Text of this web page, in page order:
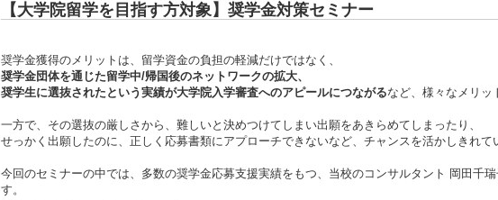
【大学院留学を目指す方対象】奨学金対策セミナー
奨学金獲得のメリットは、留学資金の負担の軽減だけではなく、
奨学金団体を通じた留学中/帰国後のネットワークの拡大、
奨学生に選抜されたという実績が大学院入学審査へのアピールにつながるなど、様々なメリッ
一方で、その選抜の厳しさから、難しいと決めつけてしまい出願をあきらめてしまったり、
せっかく出願したのに、正しく応募書類にアプローチできないなど、チャンスを活かしきれて
今回のセミナーの中では、多数の奨学金応募支援実績をもつ、当校のコンサルタント 岡田千
す。